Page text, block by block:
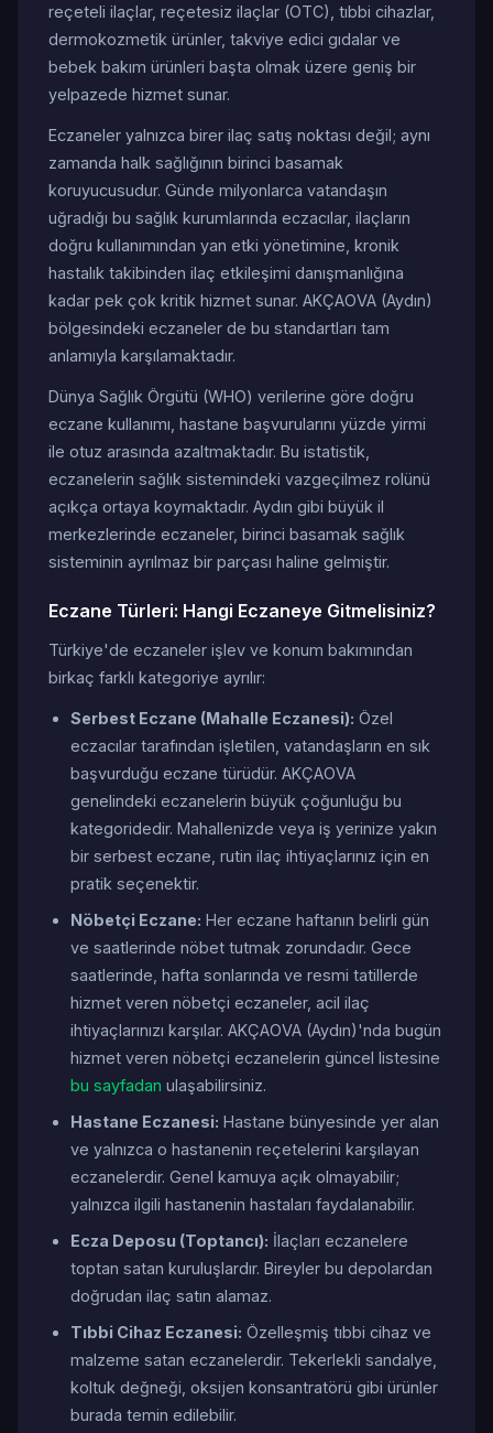
reçeteli ilaçlar, reçetesiz ilaçlar (OTC), tıbbi cihazlar,
dermokozmetik ürünler, takviye edici gıdalar ve
bebek bakım ürünleri başta olmak üzere geniş bir
yelpazede hizmet sunar.
Eczaneler yalnızca birer ilaç satış noktası değil; aynı
zamanda halk sağlığının birinci basamak
koruyucusudur. Günde milyonlarca vatandaşın
uğradığı bu sağlık kurumlarında eczacılar, ilaçların
doğru kullanımından yan etki yönetimine, kronik
hastalık takibinden ilaç etkileşimi danışmanlığına
kadar pek çok kritik hizmet sunar. AKÇAOVA (Aydın)
bölgesindeki eczaneler de bu standartları tam
anlamıyla karşılamaktadır.
Dünya Sağlık Örgütü (WHO) verilerine göre doğru
eczane kullanımı, hastane başvurularını yüzde yirmi
ile otuz arasında azaltmaktadır. Bu istatistik,
eczanelerin sağlık sistemindeki vazgeçilmez rolünü
açıkça ortaya koymaktadır. Aydın gibi büyük il
merkezlerinde eczaneler, birinci basamak sağlık
sisteminin ayrılmaz bir parçası haline gelmiştir.
Eczane Türleri: Hangi Eczaneye Gitmelisiniz?
Türkiye'de eczaneler işlev ve konum bakımından
birkaç farklı kategoriye ayrılır:
Serbest Eczane (Mahalle Eczanesi): Özel
eczacılar tarafından işletilen, vatandaşların en sık
başvurduğu eczane türüdür. AKÇAOVA
genelindeki eczanelerin büyük çoğunluğu bu
kategoridedir. Mahallenizde veya iş yerinize yakın
bir serbest eczane, rutin ilaç ihtiyaçlarınız için en
pratik seçenektir.
Nöbetçi Eczane: Her eczane haftanın belirli gün
ve saatlerinde nöbet tutmak zorundadır. Gece
saatlerinde, hafta sonlarında ve resmi tatillerde
hizmet veren nöbetçi eczaneler, acil ilaç
ihtiyaçlarınızı karşılar. AKÇAOVA (Aydın)'nda bugün
hizmet veren nöbetçi eczanelerin güncel listesine
bu sayfadan ulaşabilirsiniz.
Hastane Eczanesi: Hastane bünyesinde yer alan
ve yalnızca o hastanenin reçetelerini karşılayan
eczanelerdir. Genel kamuya açık olmayabilir;
yalnızca ilgili hastanenin hastaları faydalanabilir.
Ecza Deposu (Toptancı): İlaçları eczanelere
toptan satan kuruluşlardır. Bireyler bu depolardan
doğrudan ilaç satın alamaz.
Tıbbi Cihaz Eczanesi: Özelleşmiş tıbbi cihaz ve
malzeme satan eczanelerdir. Tekerlekli sandalye,
koltuk değneği, oksijen konsantratörü gibi ürünler
burada temin edilebilir.